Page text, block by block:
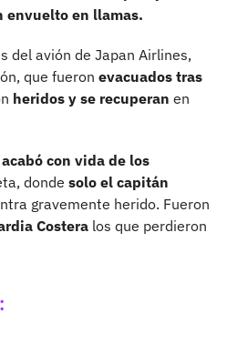
en llamas.
del avión de Japan Airlines,
que fueron evacuados tras
heridos y se recuperan en
con vida de los
donde solo el capitán
gravemente herido. Fueron
Costera los que perdieron